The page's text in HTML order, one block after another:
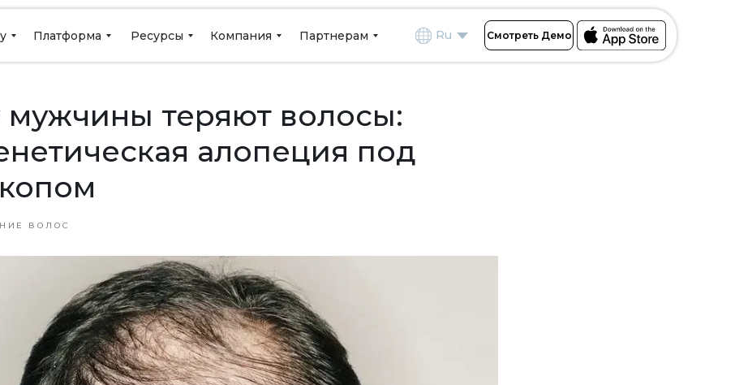
Платформа Ресурсы Компания Партнерам Ru Смотреть Демо
теряют волосы:
алопеция под
ВОЛОС